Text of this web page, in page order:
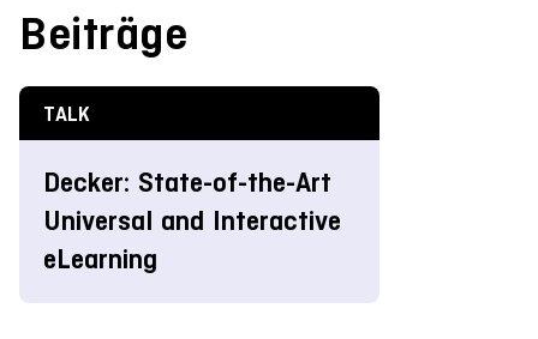
Beiträge
TALK
Decker: State-of-the-Art
Universal and Interactive
eLearning